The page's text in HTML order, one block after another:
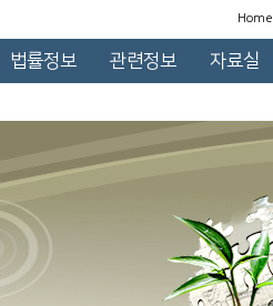
Home
법률정보 관련정보 자료실